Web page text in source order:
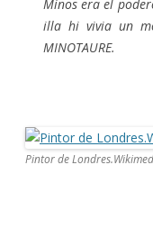
Minos era el
illa hi vivia un
MINOTAURE.
Pintor de